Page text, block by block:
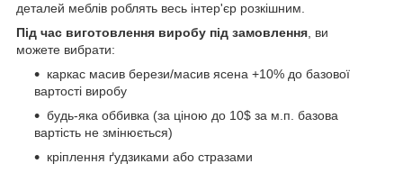
деталей меблів роблять весь інтер'єр розкішним.
Під час виготовлення виробу під замовлення , ви
можете вибрати:
каркас масив берези/масив ясена +10% до базової
вартості виробу
будь-яка оббивка (за ціною до 10$ за м.п. базова
вартість не змінюється)
кріплення ґудзиками або стразами